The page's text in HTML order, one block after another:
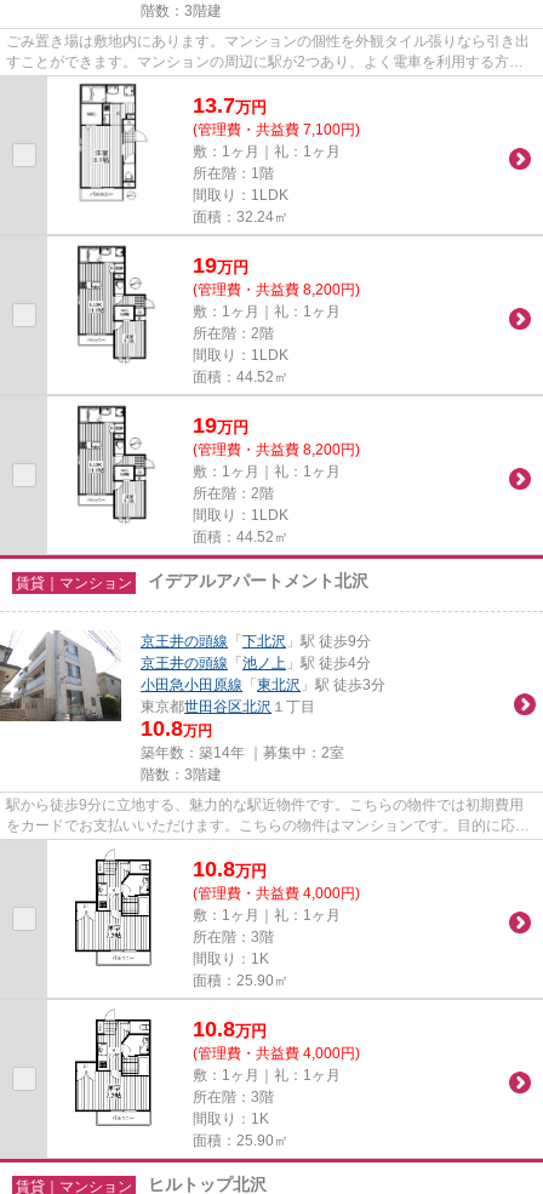
階数：3階建
ごみ置き場は敷地内にあります。マンションの個性を外観タイル張りなら引き出
すことができます。マンションの周辺に駅が2つあり、よく電車を利用する方に
ピッタリです。こちらは通風良...
13.7万円
(管理費・共益費 7,100円)
敷：1ヶ月｜礼：1ヶ月
所在階：1階
間取り：1LDK
面積：32.24㎡
19万円
(管理費・共益費 8,200円)
敷：1ヶ月｜礼：1ヶ月
所在階：2階
間取り：1LDK
面積：44.52㎡
19万円
(管理費・共益費 8,200円)
敷：1ヶ月｜礼：1ヶ月
所在階：2階
間取り：1LDK
面積：44.52㎡
賃貸｜マンション イデアルアパートメント北沢
京王井の頭線 「下北沢 」駅 徒歩9分
京王井の頭線 「池ノ上 」駅 徒歩4分
小田急小田原線 「東北沢 」駅 徒歩3分
東京都世田谷区北沢 １丁目
10.8万円
築年数：築14年 ｜募集中： 2室
階数：3階建
駅から徒歩9分に立地する、魅力的な駅近物件です。こちらの物件では初期費用
をカードでお支払いいただけます。こちらの物件はマンションです。目的に応じ
て駅を選べることが、2駅利用...
10.8万円
(管理費・共益費 4,000円)
敷：1ヶ月｜礼：1ヶ月
所在階：3階
間取り：1K
面積：25.90㎡
10.8万円
(管理費・共益費 4,000円)
敷：1ヶ月｜礼：1ヶ月
所在階：3階
間取り：1K
面積：25.90㎡
賃貸｜マンション ヒルトップ北沢